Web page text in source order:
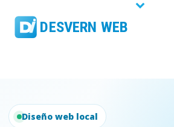
Diseño web local